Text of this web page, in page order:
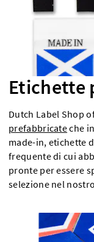
Etichette
Dutch Label Shop
prefabbricateche
made-in, etichette
frequente di cui
pronte per essere
selezione nel